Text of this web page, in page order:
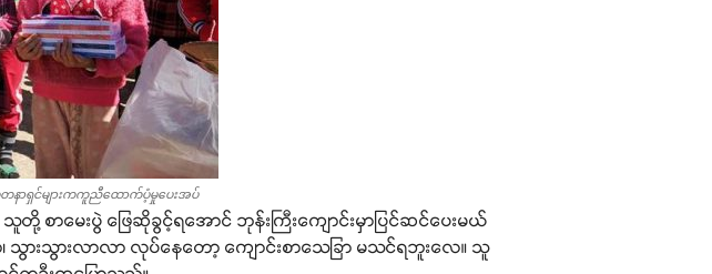
စေတနာရှင်များကကူညီထောက်ပံ့မှုပေးအပ်
စာမေးပွဲ ဖြေဆိုခွင့်ရအောင် ဘုန်းကြီးကျောင်းမှာပြင်ဆင်ပေးမယ်
းသွားလာလာ လုပ်နေတော့ ကျောင်းစာသေခြာ မသင်ရဘူးလေ။ သူ